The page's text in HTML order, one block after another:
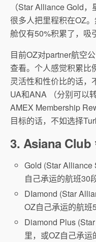
（Star Alliance Gold
很多人把里程积在OZ
舱仅有50%积累了，吸
目前OZ对partner航空
查看。个人感觉积累比
灵活性和性价比的话，
UA和ANA （分别可以
AMEX Membership
目标的话，不如选择
3. Asiana Club
Gold (Star Alliance
自己承运的航班30
DIamond (Star
OZ自己承运的航班
Diamond Plus
里，或OZ自己承